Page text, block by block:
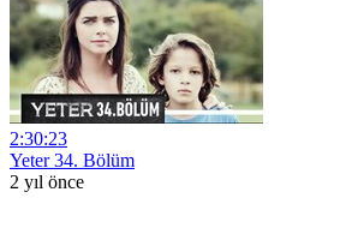
2:30:23
Yeter 34. Bölüm
2 yıl önce